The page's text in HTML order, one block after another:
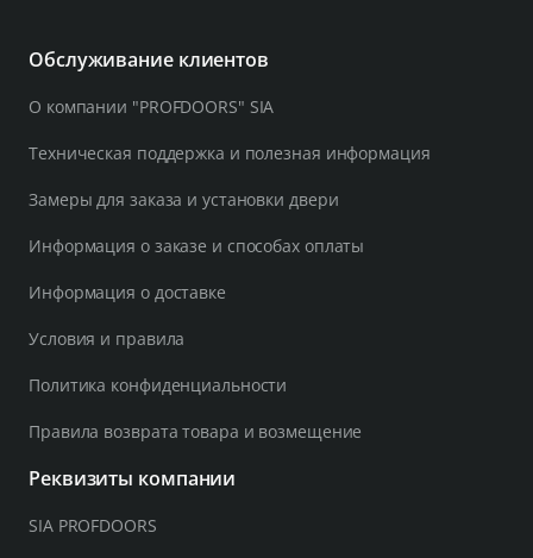
Обслуживание клиентов
О компании "PROFDOORS" SIA
Техническая поддержка и полезная информация
Замеры для заказа и установки двери
Информация о заказе и способах оплаты
Информация о доставке
Условия и правила
Политика конфиденциальности
Правила возврата товара и возмещение
Реквизиты компании
SIA PROFDOORS